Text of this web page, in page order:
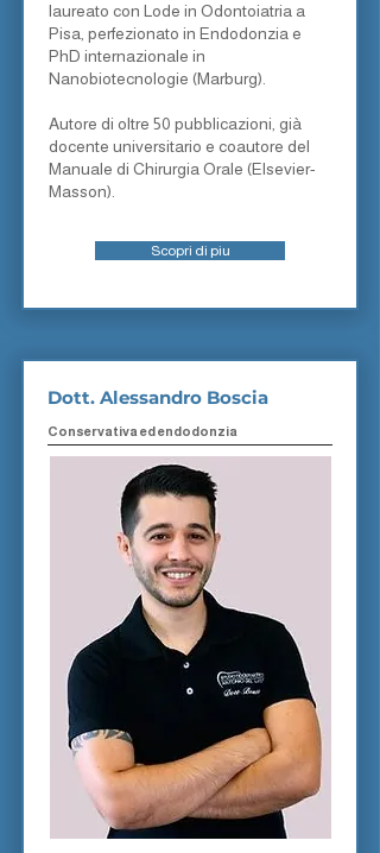
laureato con Lode in Odontoiatria a
Pisa, perfezionato in Endodonzia e
PhD internazionale in
Nanobiotecnologie (Marburg).
Autore di oltre 50 pubblicazioni, già
docente universitario e coautore del
Manuale di Chirurgia Orale (Elsevier-
Masson).
Scopri di piu
Dott. Alessandro Boscia
Conservativa ed endodonzia